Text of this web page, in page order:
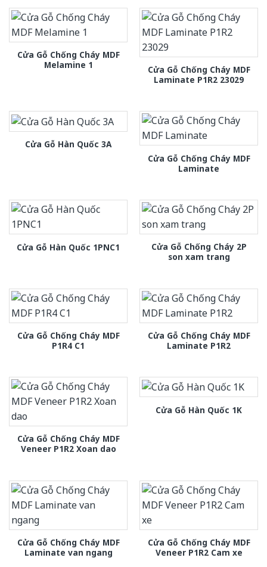
Cửa Gỗ Chống Cháy MDF
Melamine 1
Cửa Gỗ Chống Cháy MDF
Laminate P1R2 23029
Cửa Gỗ Hàn Quốc 3A
Cửa Gỗ Chống Cháy MDF
Laminate
Cửa Gỗ Hàn Quốc 1PNC1
Cửa Gỗ Chống Cháy 2P
son xam trang
Cửa Gỗ Chống Cháy MDF
P1R4 C1
Cửa Gỗ Chống Cháy MDF
Laminate P1R2
Cửa Gỗ Chống Cháy MDF
Veneer P1R2 Xoan dao
Cửa Gỗ Hàn Quốc 1K
Cửa Gỗ Chống Cháy MDF
Laminate van ngang
Cửa Gỗ Chống Cháy MDF
Veneer P1R2 Cam xe